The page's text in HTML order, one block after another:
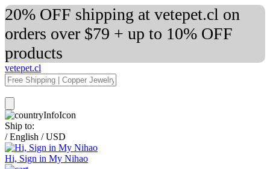
20% OFF shipping at vetepet.cl on
orders over $79 + up to 10% OFF
products
vetepet.cl
Ship to:
/ English / USD
Hi, Sign in My Nihao